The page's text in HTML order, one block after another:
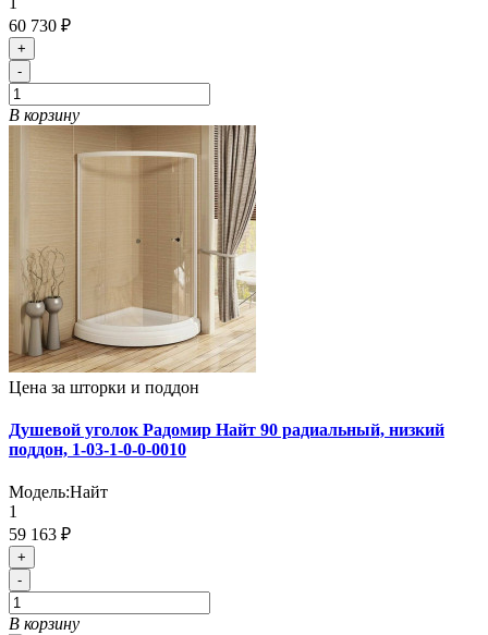
60 730 ₽
+
-
В корзину
Цена за шторки и поддон
Душевой уголок Радомир Найт 90 радиальный, низкий
поддон, 1-03-1-0-0-0010
Модель:Найт
1
59 163 ₽
+
-
В корзину